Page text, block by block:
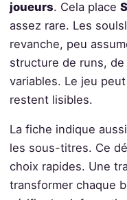
joueurs. Cela place
assez rare. Les
revanche, peu
structure de runs,
variables. Le jeu
restent lisibles.
La fiche indique
les sous-titres. Ce
choix rapides. Une
transformer chaque